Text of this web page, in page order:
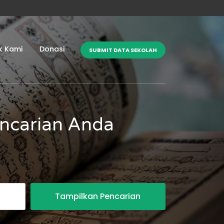
Kami Donasi SUBMIT DATA SEKOLAH
Anda